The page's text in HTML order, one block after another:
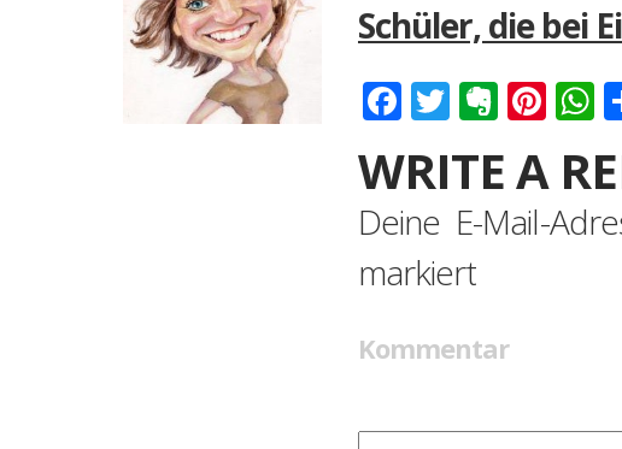
Schüler, die bei
Facebook
Twitter
WRITE A
Deine E-Mail-
markiert
Kommentar